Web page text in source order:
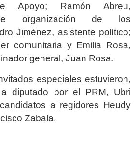
Apoyo; Ramón Abreu,
organización de los
Jiménez, asistente político;
comunitaria y Emilia Rosa,
general, Juan Rosa.
especiales estuvieron,
diputado por el PRM, Ubri
a regidores Heudy
Zabala.